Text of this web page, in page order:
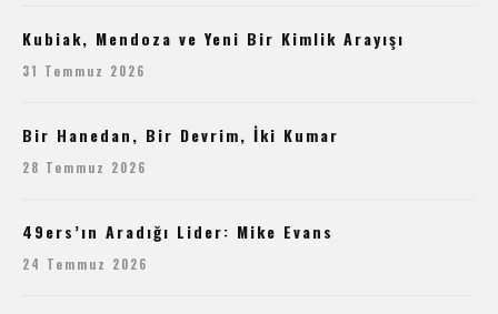
Kubiak, Mendoza ve Yeni Bir Kimlik Arayışı
31 Temmuz 2026
Bir Hanedan, Bir Devrim, İki Kumar
28 Temmuz 2026
49ers’ın Aradığı Lider: Mike Evans
24 Temmuz 2026